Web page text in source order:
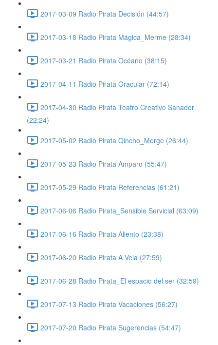
2017-03-09 Radio Pirata Decisión (44:57)
2017-03-18 Radio Pirata Mágica_Merme (28:34)
2017-03-21 Radio Pirata Océano (38:15)
2017-04-11 Radio Pirata Oracular (72:14)
2017-04-30 Radio Pirata Teatro Creativo Sanador
(22:24)
2017-05-02 Radio Pirata Qincho_Merge (26:44)
2017-05-23 Radio Pirata Amparo (55:47)
2017-05-29 Radio Pirata Referencias (61:21)
2017-06-06 Radio Pirata_Sensible Servicial (63:09)
2017-06-16 Radio Pirata Aliento (23:38)
2017-06-20 Radio Pirata A Vela (27:59)
2017-06-28 Radio Pirata_El espacio del ser (32:59)
2017-07-13 Radio Pirata Vacaciones (56:27)
2017-07-20 Radio Pirata Sugerencias (54:47)